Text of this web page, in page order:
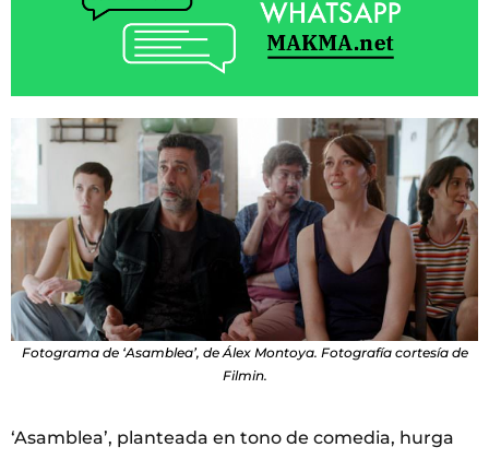
Fotograma de ‘Asamblea’, de Álex Montoya. Fotografía cortesía de
Filmin.
‘Asamblea’, planteada en tono de comedia, hurga